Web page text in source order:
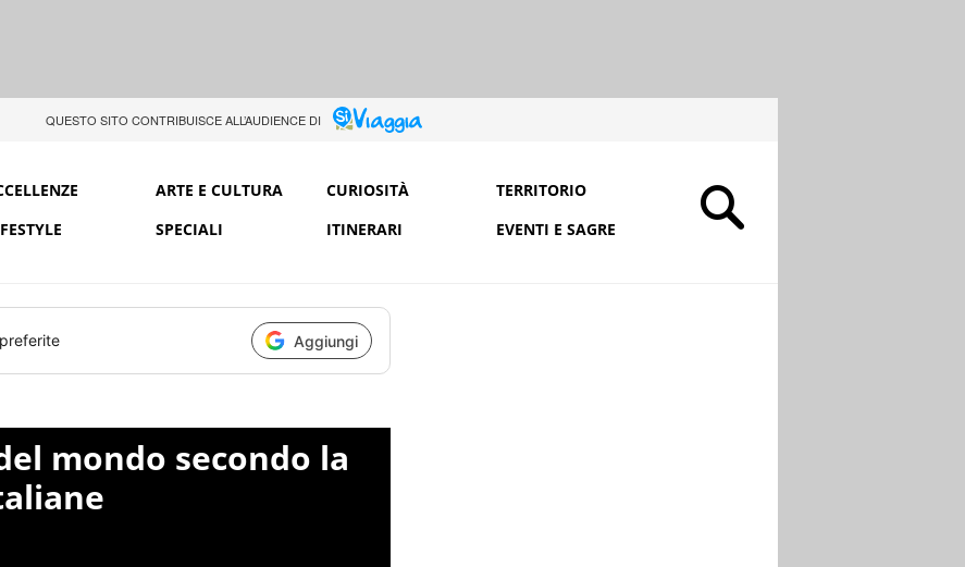
QUESTO SITO CONTRIBUISCE ALL’AUDIENCE DI
ARTE E CULTURA CURIOSITÀ
TERRITORIO
SPECIALI ITINERARI EVENTI E SAGRE
Aggiungi
mondo secondo la